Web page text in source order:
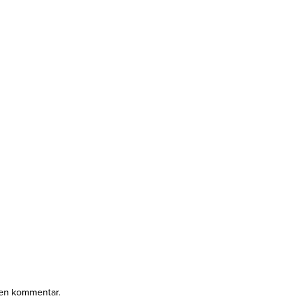
kommentar.